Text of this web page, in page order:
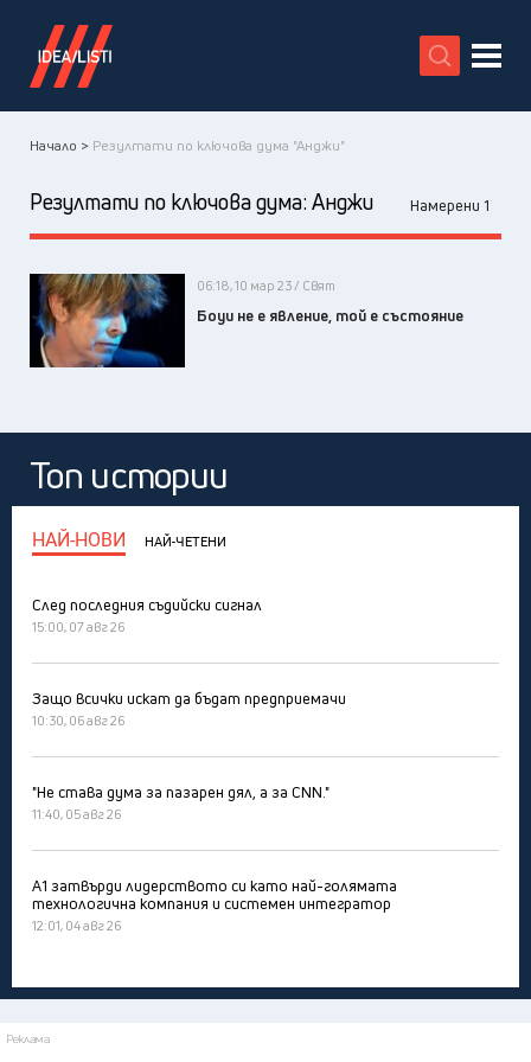
X
Начало > Резултати по ключова дума "Анджи"
Резултати по ключова дума: Анджи Намерени 1
06:18, 10 мар 23 / Свят
Боуи не е явление, той е състояние
Топ истории
НАЙ-НОВИ НАЙ-ЧЕТЕНИ
След последния съдийски сигнал
15:00, 07 авг 26
Защо всички искат да бъдат предприемачи
10:30, 06 авг 26
"Не става дума за пазарен дял, а за CNN."
11:40, 05 авг 26
А1 затвърди лидерството си като най-голямата
технологична компания и системен интегратор
12:01, 04 авг 26
Реклама